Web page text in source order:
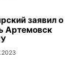
заявил о
Артемовск